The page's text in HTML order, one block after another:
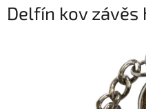
Delfín kov závěs